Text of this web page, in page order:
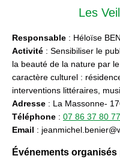
Les
Responsable : Héloïse
Activité : Sensibiliser le
la beauté de la nature par
caractère culturel :
interventions littéraires,
Adresse : La Massonne-
Téléphone : 07 86 37 80 77
Email :
Événements